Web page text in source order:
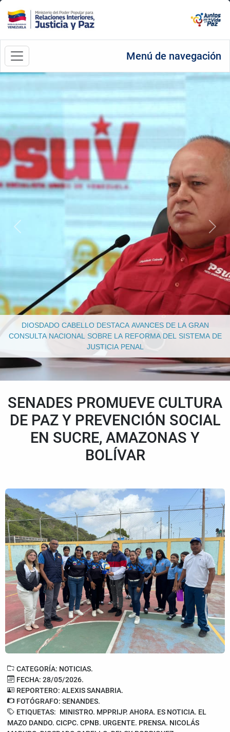
Menú de navegación
DIOSDADO CABELLO DESTACA AVANCES DE LA GRAN
CONSULTA NACIONAL SOBRE LA REFORMA DEL SISTEMA DE
JUSTICIA PENAL
Anterior
SENADES PROMUEVE CULTURA
DE PAZ Y PREVENCIÓN SOCIAL
EN SUCRE, AMAZONAS Y
BOLÍVAR
CATEGORÍA: NOTICIAS.
FECHA: 28/05/2026.
REPORTERO: ALEXIS SANABRIA.
FOTÓGRAFO: SENANDES.
ETIQUETAS: MINISTRO. MPPRIJP. AHORA. ES NOTICIA. EL
MAZO DANDO. CICPC. CPNB. URGENTE. PRENSA. NICOLÁS